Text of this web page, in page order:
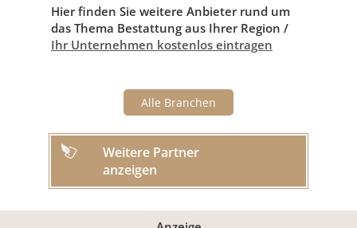
Hier finden Sie weitere Anbieter rund um
das Thema Bestattung aus Ihrer Region /
Ihr Unternehmen kostenlos eintragen
Alle Branchen
Weitere Partner
anzeigen